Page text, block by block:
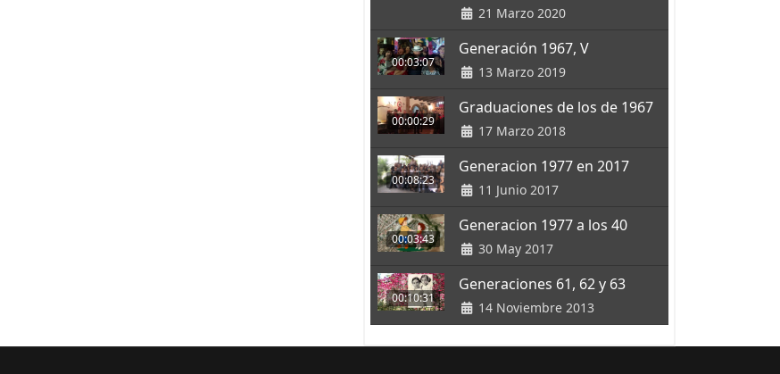
21 Marzo 2020
00:03:07
Generación 1967, V
13 Marzo 2019
00:00:29
Graduaciones de los de 1967
17 Marzo 2018
00:08:23
Generacion 1977 en 2017
11 Junio 2017
00:03:43
Generacion 1977 a los 40
30 May 2017
00:10:31
Generaciones 61, 62 y 63
14 Noviembre 2013